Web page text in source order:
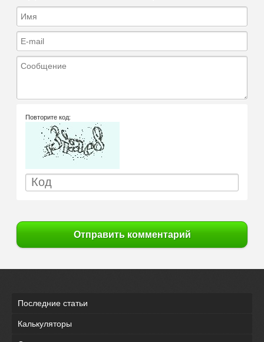
Имя
E-mail
Сообщение
Повторите код:
Отправить комментарий
Последние статьи
Калькуляторы